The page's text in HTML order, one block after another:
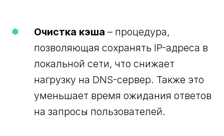
Очистка кэша – процедура,
позволяющая сохранять IP-адреса в
локальной сети, что снижает
нагрузку на DNS-сервер. Также это
уменьшает время ожидания ответов
на запросы пользователей.